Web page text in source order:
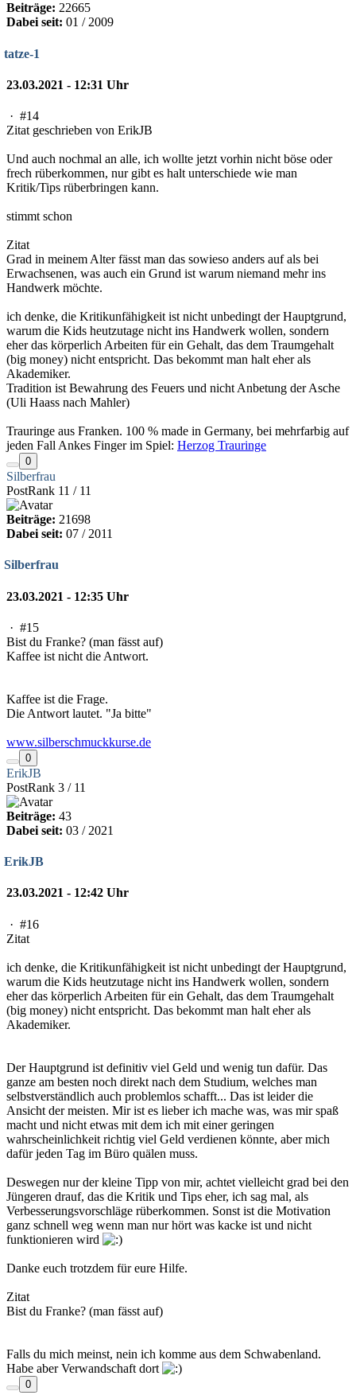
Beiträge: 22665
Dabei seit: 01 / 2009
tatze-1
23.03.2021 - 12:31 Uhr
· #14
Zitat geschrieben von ErikJB
Und auch nochmal an alle, ich wollte jetzt vorhin nicht böse oder
frech rüberkommen, nur gibt es halt unterschiede wie man
Kritik/Tips rüberbringen kann.
stimmt schon
Zitat
Grad in meinem Alter fässt man das sowieso anders auf als bei
Erwachsenen, was auch ein Grund ist warum niemand mehr ins
Handwerk möchte.
ich denke, die Kritikunfähigkeit ist nicht unbedingt der Hauptgrund,
warum die Kids heutzutage nicht ins Handwerk wollen, sondern
eher das körperlich Arbeiten für ein Gehalt, das dem Traumgehalt
(big money) nicht entspricht. Das bekommt man halt eher als
Akademiker.
Tradition ist Bewahrung des Feuers und nicht Anbetung der Asche
(Uli Haass nach Mahler)
Trauringe aus Franken. 100 % made in Germany, bei mehrfarbig auf
jeden Fall Ankes Finger im Spiel: Herzog Trauringe
0
Silberfrau
PostRank 11 / 11
Beiträge: 21698
Dabei seit: 07 / 2011
Silberfrau
23.03.2021 - 12:35 Uhr
· #15
Bist du Franke? (man fässt auf)
Kaffee ist nicht die Antwort.
Kaffee ist die Frage.
Die Antwort lautet. "Ja bitte"
www.silberschmuckkurse.de
0
ErikJB
PostRank 3 / 11
Beiträge: 43
Dabei seit: 03 / 2021
ErikJB
23.03.2021 - 12:42 Uhr
· #16
Zitat
ich denke, die Kritikunfähigkeit ist nicht unbedingt der Hauptgrund,
warum die Kids heutzutage nicht ins Handwerk wollen, sondern
eher das körperlich Arbeiten für ein Gehalt, das dem Traumgehalt
(big money) nicht entspricht. Das bekommt man halt eher als
Akademiker.
Der Hauptgrund ist definitiv viel Geld und wenig tun dafür. Das
ganze am besten noch direkt nach dem Studium, welches man
selbstverständlich auch problemlos schafft... Das ist leider die
Ansicht der meisten. Mir ist es lieber ich mache was, was mir spaß
macht und nicht etwas mit dem ich mit einer geringen
wahrscheinlichkeit richtig viel Geld verdienen könnte, aber mich
dafür jeden Tag im Büro quälen muss.
Deswegen nur der kleine Tipp von mir, achtet vielleicht grad bei den
Jüngeren drauf, das die Kritik und Tips eher, ich sag mal, als
Verbesserungsvorschläge rüberkommen. Sonst ist die Motivation
ganz schnell weg wenn man nur hört was kacke ist und nicht
funktionieren wird
Danke euch trotzdem für eure Hilfe.
Zitat
Bist du Franke? (man fässt auf)
Falls du mich meinst, nein ich komme aus dem Schwabenland.
Habe aber Verwandschaft dort
0